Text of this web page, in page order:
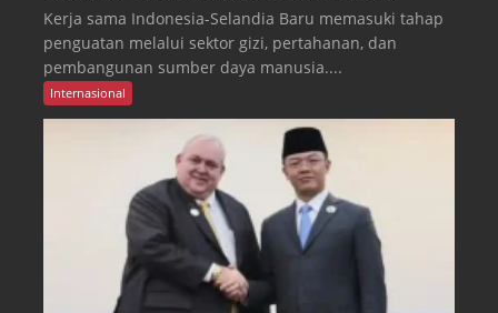
Kerja sama Indonesia-Selandia Baru memasuki tahap
penguatan melalui sektor gizi, pertahanan, dan
pembangunan sumber daya manusia....
Internasional